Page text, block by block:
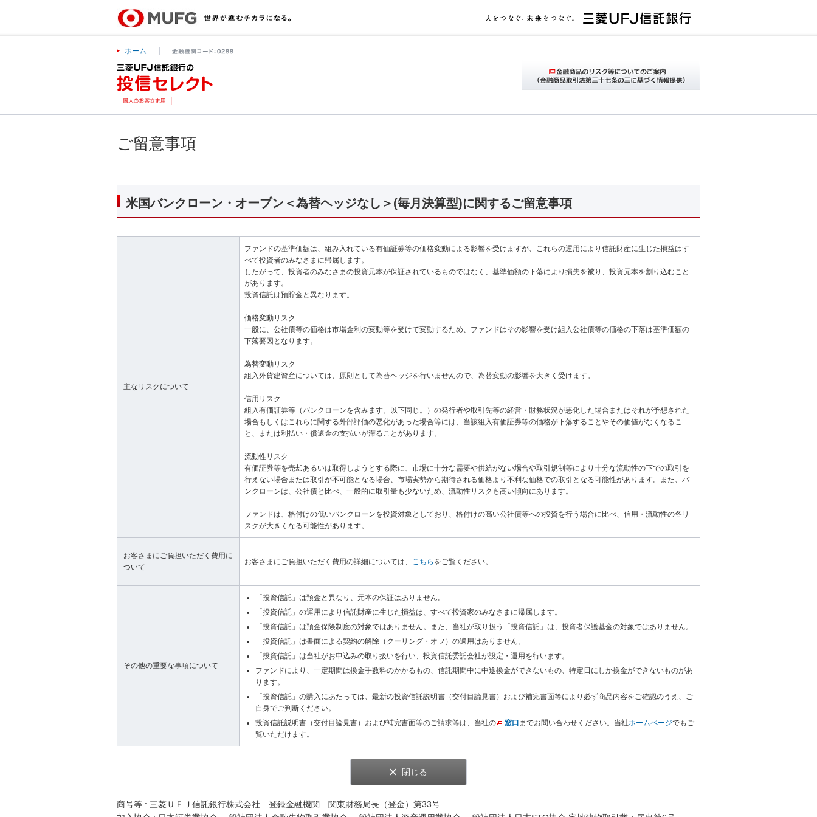
ホーム
ご留意事項
米国バンクローン・オープン＜為替ヘッジなし＞(毎月決算型)に関するご留意事項
主なリスクについて
ファンドの基準価額は、組み入れている有価証券等の価格変動による影響を受けますが、これらの運用により信託財産に生じた損益はす
べて投資者のみなさまに帰属します。
したがって、投資者のみなさまの投資元本が保証されているものではなく、基準価額の下落により損失を被り、投資元本を割り込むこと
があります。
投資信託は預貯金と異なります。
価格変動リスク
一般に、公社債等の価格は市場金利の変動等を受けて変動するため、ファンドはその影響を受け組入公社債等の価格の下落は基準価額の
下落要因となります。
為替変動リスク
組入外貨建資産については、原則として為替ヘッジを行いませんので、為替変動の影響を大きく受けます。
信用リスク
組入有価証券等（バンクローンを含みます。以下同じ。）の発行者や取引先等の経営・財務状況が悪化した場合またはそれが予想された
場合もしくはこれらに関する外部評価の悪化があった場合等には、当該組入有価証券等の価格が下落することやその価値がなくなるこ
と、または利払い・償還金の支払いが滞ることがあります。
流動性リスク
有価証券等を売却あるいは取得しようとする際に、市場に十分な需要や供給がない場合や取引規制等により十分な流動性の下での取引を
行えない場合または取引が不可能となる場合、市場実勢から期待される価格より不利な価格での取引となる可能性があります。また、バ
ンクローンは、公社債と比べ、一般的に取引量も少ないため、流動性リスクも高い傾向にあります。
ファンドは、格付けの低いバンクローンを投資対象としており、格付けの高い公社債等への投資を行う場合に比べ、信用・流動性の各リ
スクが大きくなる可能性があります。
お客さまにご負担いただく費用に
ついて
お客さまにご負担いただく費用の詳細については、 こちら をご覧ください。
その他の重要な事項について
「投資信託」は預金と異なり、元本の保証はありません。
「投資信託」の運用により信託財産に生じた損益は、すべて投資家のみなさまに帰属します。
「投資信託」は預金保険制度の対象ではありません。また、当社が取り扱う「投資信託」は、投資者保護基金の対象ではありません。
「投資信託」は書面による契約の解除（クーリング・オフ）の適用はありません。
「投資信託」は当社がお申込みの取り扱いを行い、投資信託委託会社が設定・運用を行います。
ファンドにより、一定期間は換金手数料のかかるもの、信託期間中に中途換金ができないもの、特定日にしか換金ができないものがあ
ります。
「投資信託」の購入にあたっては、最新の投資信託説明書（交付目論見書）および補完書面等により必ず商品内容をご確認のうえ、ご
自身でご判断ください。
投資信託説明書（交付目論見書）および補完書面等のご請求等は、当社の
窓口 までお問い合わせください。当社ホームページでもご
覧いただけます。
閉じる
商号等 : 三菱ＵＦＪ信託銀行株式会社 登録金融機関 関東財務局長（登金）第33号